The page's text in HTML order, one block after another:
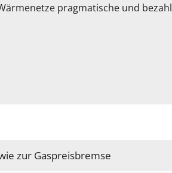
pragmatische und
zur Gaspreisbremse